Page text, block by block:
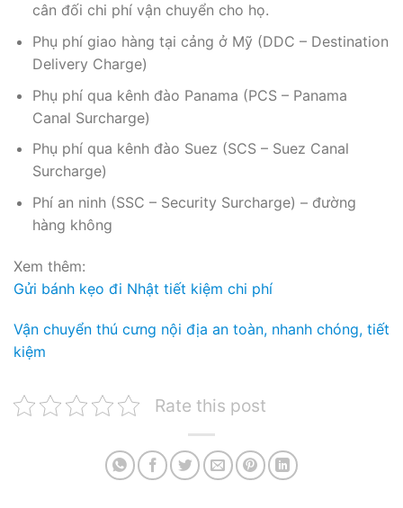
cân đối chi phí vận chuyển cho họ.
Phụ phí giao hàng tại cảng ở Mỹ (DDC – Destination
Delivery Charge)
Phụ phí qua kênh đào Panama (PCS – Panama
Canal Surcharge)
Phụ phí qua kênh đào Suez (SCS – Suez Canal
Surcharge)
Phí an ninh (SSC – Security Surcharge) – đường
hàng không
Xem thêm:
Gửi bánh kẹo đi Nhật tiết kiệm chi phí
Vận chuyển thú cưng nội địa an toàn, nhanh chóng, tiết
kiệm
Rate this post